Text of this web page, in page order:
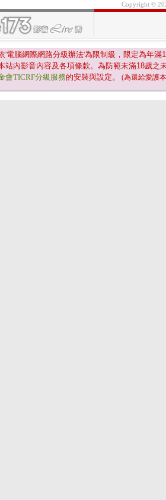
Copyright ©
'電腦網際網路分級辦法'為限制級，限定為年滿
站內影音內容及各項條款。為防範未滿18歲之
會TICRF分級服務的安裝與設定。 (為還給愛護